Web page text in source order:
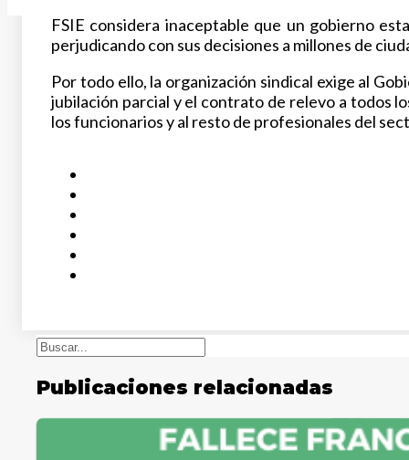
FSIE considera inaceptable que un gobierno
perjudicando con sus decisiones a millones de
Por todo ello, la organización sindical exige al
jubilación parcial y el contrato de relevo a todos
los funcionarios y al resto de profesionales del
Buscar
Publicaciones relacionadas